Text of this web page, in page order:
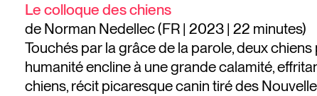
Le colloque des chiens
de Norman Nedellec (FR | 2023 | 22 minutes)
Touchés par la grâce de la parole, deux
humanité encline à une grande calamité,
chiens, récit picaresque canin tiré des